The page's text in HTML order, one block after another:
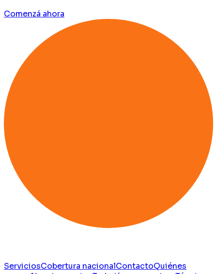
Comenzá ahora
ServiciosCobertura nacionalContactoQuiénes